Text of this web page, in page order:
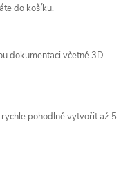
do košíku.
dokumentaci včetně 3D
pohodlně vytvořit až 5